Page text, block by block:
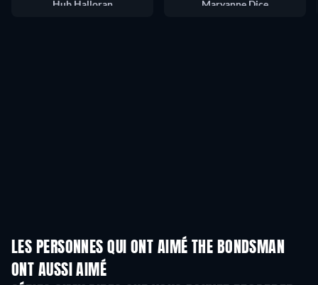
Hub Halloran
Maryanne Dice
LES PERSONNES QUI ONT AIMÉ THE BONDSMAN
ONT AUSSI AIMÉ
Série